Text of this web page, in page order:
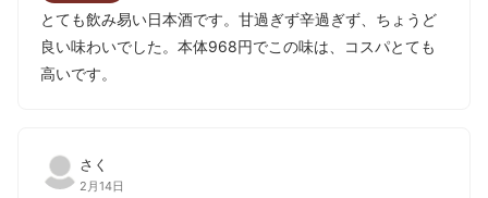
とても飲み易い日本酒です。甘過ぎず辛過ぎず、ちょうど
良い味わいでした。本体968円でこの味は、コスパとても
高いです。
さく
2月14日